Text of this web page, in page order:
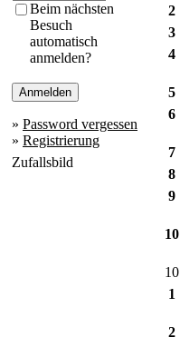
Beim nächsten
Besuch
automatisch
anmelden?
» Password vergessen
» Registrierung
Zufallsbild
2
3
4
5
6
7
8
9
10
1
2